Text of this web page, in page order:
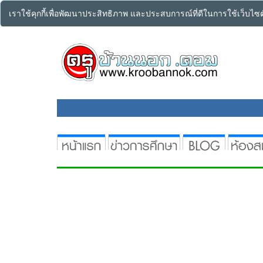
เราใช้คุกกี้เพื่อพัฒนาประสิทธิภาพ และประสบการณ์ที่ดีในการใช้เว็บ